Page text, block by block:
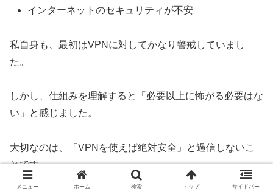
インターネットのセキュリティが不安
私自身も、最初はVPNに対してかなり警戒していまし
た。
しかし、仕組みを理解すると「必要以上に怖がる必要はな
い」と感じました。
大切なのは、「VPNを使えば絶対安全」と過信しないこ
とです。
メニュー ホーム 検索 トップ サイドバー